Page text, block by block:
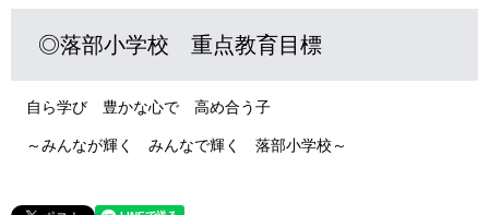
◎落部小学校 重点教育目標
自ら学び 豊かな心で 高め合う子
～みんなが輝く みんなで輝く 落部小学校～